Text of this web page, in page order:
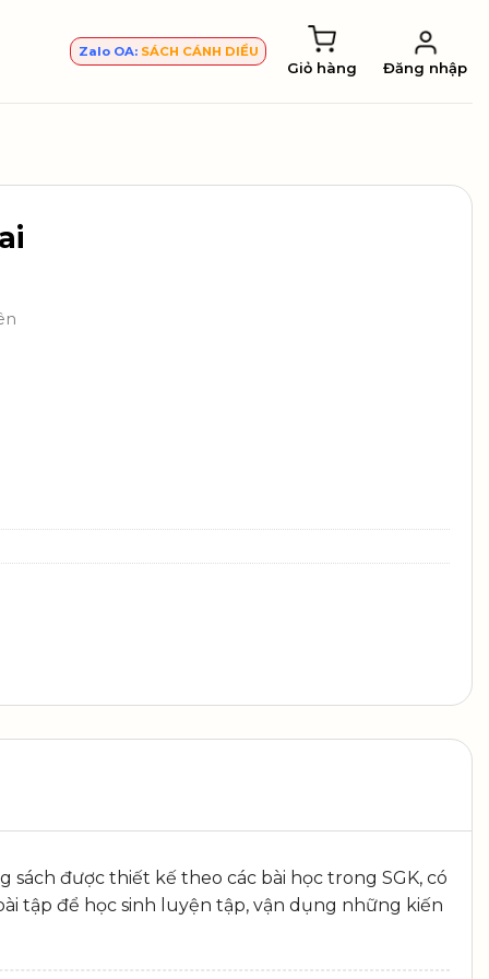
Zalo OA: SÁCH CÁNH DIỀU
Giỏ hàng Đăng nhập
được thiết kế theo các bài học trong SGK, có
tập để học sinh luyện tập, vận dụng những kiến